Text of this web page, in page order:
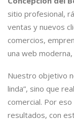
sitio profesional,
ventas y nuevos
comercios,
una web
Nuestro objetivo
linda”, sino que
comercial. Por
resultados, con